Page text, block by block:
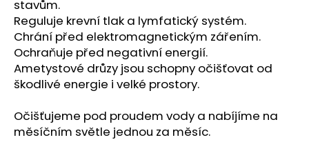
stavům.
Reguluje krevní tlak a lymfatický systém.
Chrání před elektromagnetickým zářením.
Ochraňuje před negativní energií.
Ametystové drůzy jsou schopny očišťovat od
škodlivé energie i velké prostory.
Očišťujeme pod proudem vody a nabíjíme na
měsíčním světle jednou za měsíc.
e
PARFÉMOVÁ
VODA
-
ZAHRA
-
AYAT
100ML